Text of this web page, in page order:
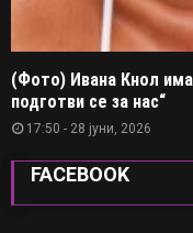
(Фото) Ивана Кнол има
подготви се за нас“
17:50 - 28 јуни, 2026
FACEBOOK